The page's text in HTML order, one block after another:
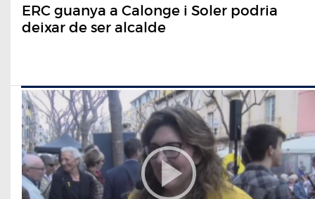
ERC guanya a Calonge i Soler podria
deixar de ser alcalde